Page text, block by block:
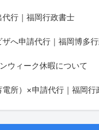
行｜福岡行政書士
へ申請代行｜福岡博多
ウィーク休暇について
所）×申請代行｜福岡行